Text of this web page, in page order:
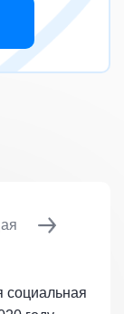
социальная